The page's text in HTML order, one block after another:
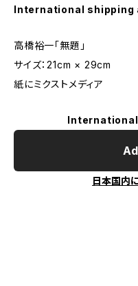
International shipping
高橋裕一「無題」
サイズ：21cm × 29cm
紙にミクストメディア
日本国内